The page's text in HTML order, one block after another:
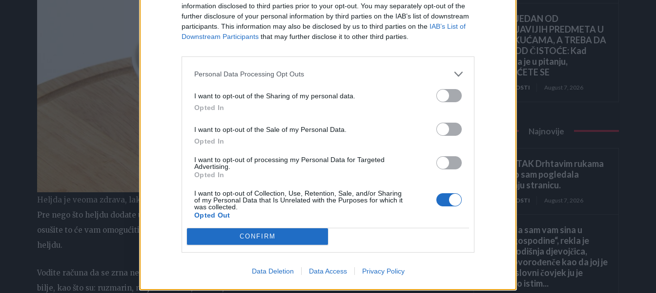
information disclosed to third parties prior to your opt-out. You may separately opt-out of the
further disclosure of your personal information by third parties on the IAB’s list of downstream
participants. This information may also be disclosed by us to third parties on the IAB’s List of
Downstream Participants that may further disclose it to other third parties.
Personal Data Processing Opt Outs
I want to opt-out of the Sharing of my personal data.
Opted In
I want to opt-out of the Sale of my Personal Data.
Opted In
I want to opt-out of processing my Personal Data for Targeted
Advertising.
Opted In
I want to opt-out of Collection, Use, Retention, Sale, and/or Sharing
of my Personal Data that Is Unrelated with the Purposes for which it
was collected.
Opted Out
CONFIRM
Data Deletion Data Access Privacy Policy
Heljda je veoma zdrava, lako se priprema i što je najbitnije – nije skupafoto: Profimedia
Pre nego što heljdu dodate u jelo isperite je pod vodom, a onda ostavite da se dobro osuši. Ako heljdu dobro
osušite to će vam omogućiti da se ravnomernoisprži.U tiganju zagrejte malo maslinovog ulja i stavite u njega
heljdu.
Vodite računa da se zrna ne osuše ili preprže. Ako želite da poboljšate ukus heljdi dodajte joj neko začinsko
bilje, kao što su: ruzmarin, majčina dušica, beli luk, kurkuma…
OVO JE JEDAN OD
NAJPRLJAVIJIH PREDMETA U
NAŠIM KUĆAMA, A TREBA DA
BLISTA OD ČISTOĆE: Kad
čujete šta je u pitanju,
ZGROZIĆETE SE
ZANIMLJIVOSTI August 7, 2026
Najnovije
ZAVRŠETAK Drhtavim rukama
ponovno sam pogledala
posljednju stranicu.
ZANIMLJIVOSTI August 7, 2026
„Pronašla sam vam sina u
smeću, gospodine“, rekla je
sedmogodišnja djevojčica,
grleći novorođenče kao da joj je
brat. Poslovni čovjek ju je
pogledao istim...